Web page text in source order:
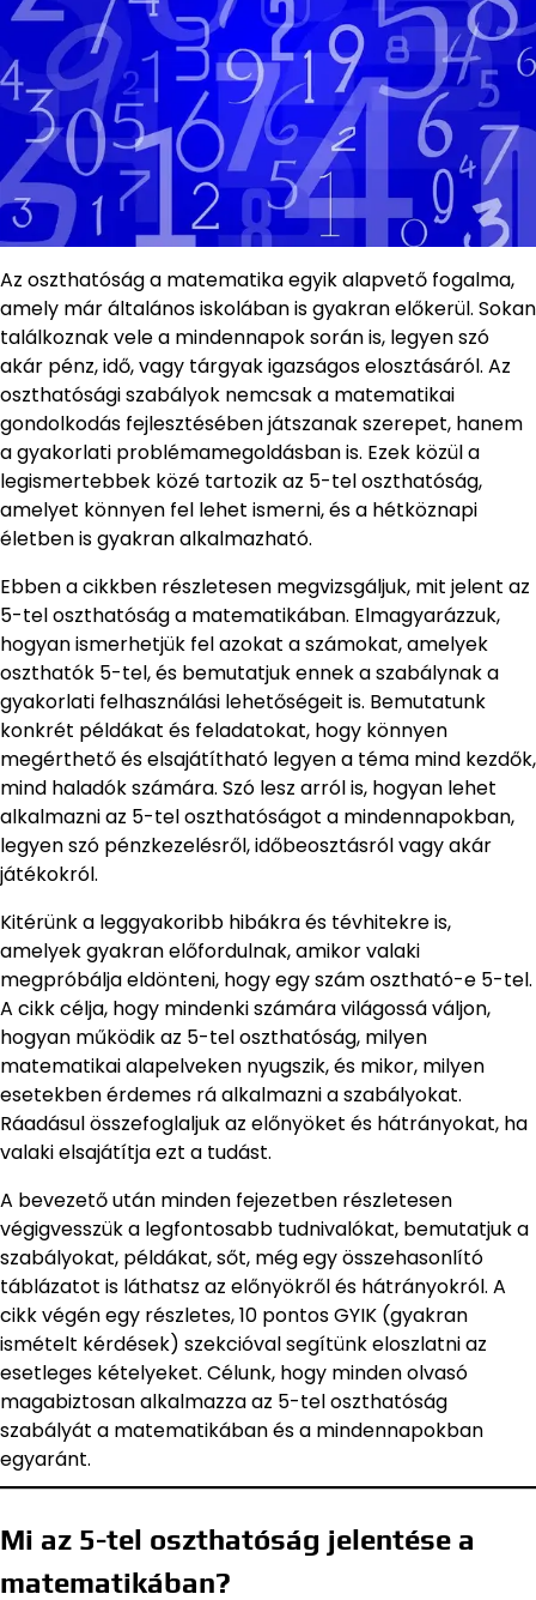
Az oszthatóság a matematika egyik alapvető fogalma,
amely már általános iskolában is gyakran előkerül. Sokan
találkoznak vele a mindennapok során is, legyen szó
akár pénz, idő, vagy tárgyak igazságos elosztásáról. Az
oszthatósági szabályok nemcsak a matematikai
gondolkodás fejlesztésében játszanak szerepet, hanem
a gyakorlati problémamegoldásban is. Ezek közül a
legismertebbek közé tartozik az 5-tel oszthatóság,
amelyet könnyen fel lehet ismerni, és a hétköznapi
életben is gyakran alkalmazható.
Ebben a cikkben részletesen megvizsgáljuk, mit jelent az
5-tel oszthatóság a matematikában. Elmagyarázzuk,
hogyan ismerhetjük fel azokat a számokat, amelyek
oszthatók 5-tel, és bemutatjuk ennek a szabálynak a
gyakorlati felhasználási lehetőségeit is. Bemutatunk
konkrét példákat és feladatokat, hogy könnyen
megérthető és elsajátítható legyen a téma mind kezdők,
mind haladók számára. Szó lesz arról is, hogyan lehet
alkalmazni az 5-tel oszthatóságot a mindennapokban,
legyen szó pénzkezelésről, időbeosztásról vagy akár
játékokról.
Kitérünk a leggyakoribb hibákra és tévhitekre is,
amelyek gyakran előfordulnak, amikor valaki
megpróbálja eldönteni, hogy egy szám osztható-e 5-tel.
A cikk célja, hogy mindenki számára világossá váljon,
hogyan működik az 5-tel oszthatóság, milyen
matematikai alapelveken nyugszik, és mikor, milyen
esetekben érdemes rá alkalmazni a szabályokat.
Ráadásul összefoglaljuk az előnyöket és hátrányokat, ha
valaki elsajátítja ezt a tudást.
A bevezető után minden fejezetben részletesen
végigvesszük a legfontosabb tudnivalókat, bemutatjuk a
szabályokat, példákat, sőt, még egy összehasonlító
táblázatot is láthatsz az előnyökről és hátrányokról. A
cikk végén egy részletes, 10 pontos GYIK (gyakran
ismételt kérdések) szekcióval segítünk eloszlatni az
esetleges kételyeket. Célunk, hogy minden olvasó
magabiztosan alkalmazza az 5-tel oszthatóság
szabályát a matematikában és a mindennapokban
egyaránt.
Mi az 5-tel oszthatóság jelentése a
matematikában?